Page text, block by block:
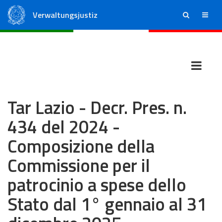
Verwaltungsjustiz ricerca menu
Tar Lazio - Decr. Pres. n.
434 del 2024 -
Composizione della
Commissione per il
patrocinio a spese dello
Stato dal 1° gennaio al 31